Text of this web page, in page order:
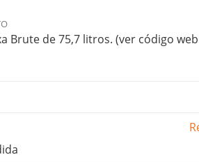
Brute de 75,7 litros. (ver código